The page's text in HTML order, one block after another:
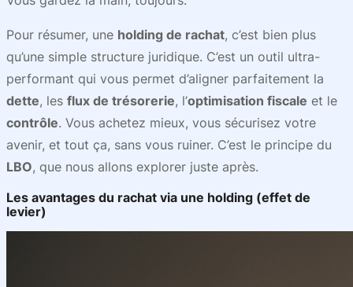
Pour résumer, une holding de rachat, c’est bien plus
qu’une simple structure juridique. C’est un outil ultra-
performant qui vous permet d’aligner parfaitement la
dette, les flux de trésorerie, l’optimisation fiscale et le
contrôle. Vous achetez mieux, vous sécurisez votre
avenir, et tout ça, sans vous ruiner. C’est le principe du
LBO, que nous allons explorer juste après.
Les avantages du rachat via une holding (effet de
levier)